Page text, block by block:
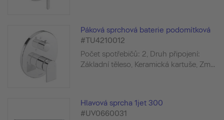
Páková sprchová baterie podomítková
#TU4210012
Počet spotřebičů: 2, Druh připojení:
Základní těleso, Keramická kartuše, Zm...
Hlavová sprcha 1jet 300
#UV0660031